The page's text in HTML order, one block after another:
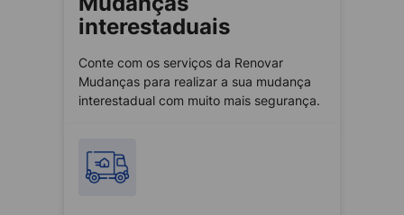
interestaduais
Conte com os serviços da Renovar
Mudanças para realizar a sua mudança
interestadual com muito mais segurança.